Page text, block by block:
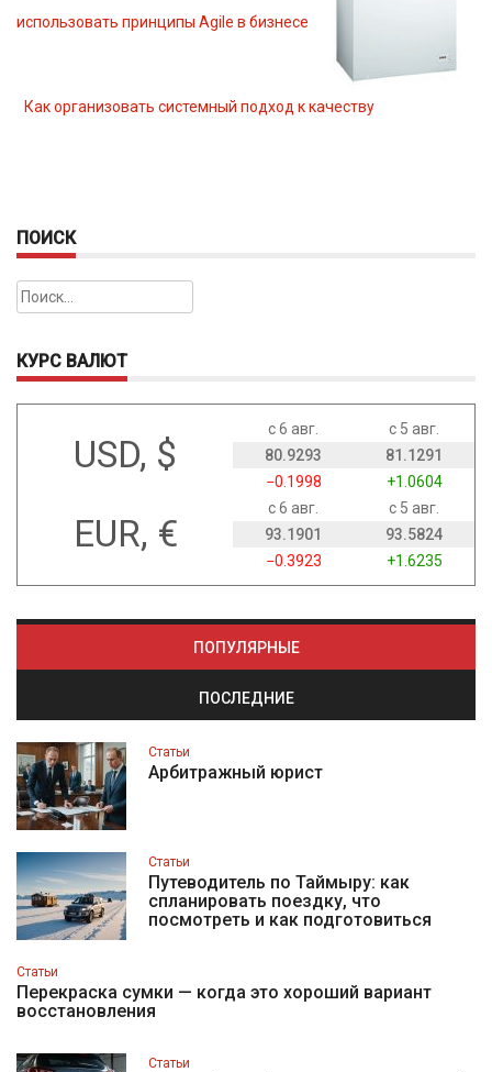
использовать принципы Agile в бизнесе
Как организовать системный подход к качеству
ПОИСК
Найти:
КУРС ВАЛЮТ
USD, $
с 6 авг.
с 5 авг.
80.9293
81.1291
−0.1998
+1.0604
EUR, €
с 6 авг.
с 5 авг.
93.1901
93.5824
−0.3923
+1.6235
ПОПУЛЯРНЫЕ
ПОСЛЕДНИЕ
Статьи
Арбитражный юрист
Статьи
Путеводитель по Таймыру: как
спланировать поездку, что
посмотреть и как подготовиться
Статьи
Перекраска сумки — когда это хороший вариант
восстановления
Статьи